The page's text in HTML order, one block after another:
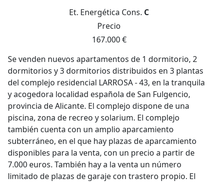
Et. Energética Cons. C
Precio
167.000 €
Se venden nuevos apartamentos de 1 dormitorio, 2
dormitorios y 3 dormitorios distribuidos en 3 plantas
del complejo residencial LARROSA - 43, en la tranquila
y acogedora localidad española de San Fulgencio,
provincia de Alicante. El complejo dispone de una
piscina, zona de recreo y solarium. El complejo
también cuenta con un amplio aparcamiento
subterráneo, en el que hay plazas de aparcamiento
disponibles para la venta, con un precio a partir de
7.000 euros. También hay a la venta un número
limitado de plazas de garaje con trastero propio. El